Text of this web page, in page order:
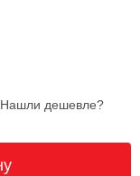
Нашли дешевле?